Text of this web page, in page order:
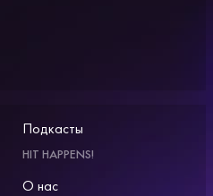
Подкасты
HIT HAPPENS!
О нас